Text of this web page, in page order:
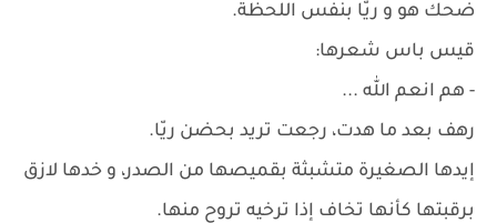
ضحك هو و ريّا بنفس اللحظة.
قيس باس شعرها:
- هم انعم الله ...
رهف بعد ما هدت، رجعت تريد بحضن ريّا.
إيدها الصغيرة متشبثة بقميصها من الصدر، و خدها لازق
برقبتها كأنها تخاف إذا ترخيه تروح منها.